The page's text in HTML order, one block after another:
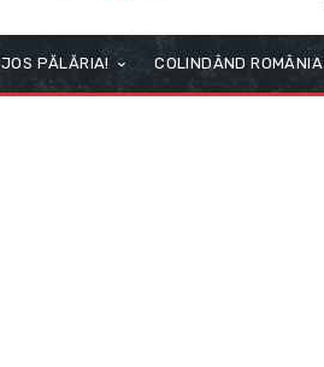
JOS PĂLĂRIA! COLINDÂND ROMÂNIA